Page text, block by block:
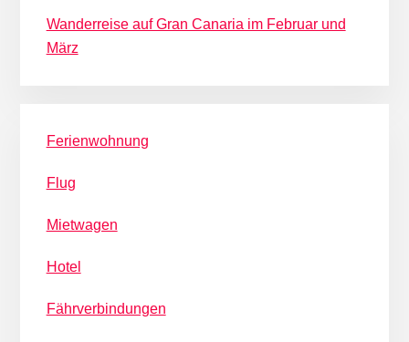
Wanderreise auf Gran Canaria im Februar und
März
Ferienwohnung
Flug
Mietwagen
Hotel
Fährverbindungen